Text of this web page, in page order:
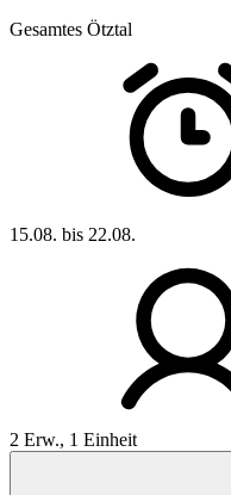
Gesamtes Ötztal
15.08. bis 22.08.
2 Erw., 1 Einheit